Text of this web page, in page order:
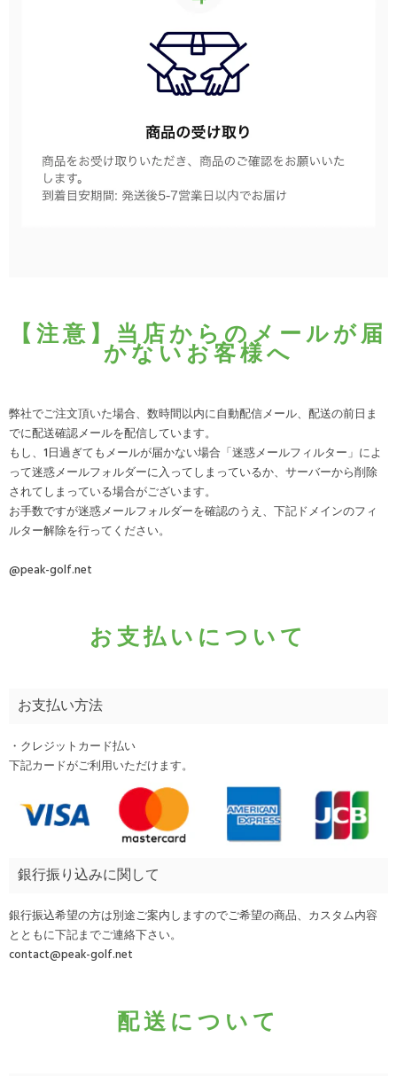
【注意】当店からのメールが届
かないお客様へ
弊社でご注文頂いた場合、数時間以内に自動配信メール、配送の前日ま
でに配送確認メールを配信しています。
もし、1日過ぎてもメールが届かない場合「迷惑メールフィルター」によ
って迷惑メールフォルダーに入ってしまっているか、サーバーから削除
されてしまっている場合がございます。
お手数ですが迷惑メールフォルダーを確認のうえ、下記ドメインのフィ
ルター解除を行ってください。
@peak-golf.net
お支払いについて
お支払い方法
・クレジットカード払い
下記カードがご利用いただけます。
銀行振り込みに関して
銀行振込希望の方は別途ご案内しますのでご希望の商品、カスタム内容
とともに下記までご連絡下さい。
contact@peak-golf.net
配送について